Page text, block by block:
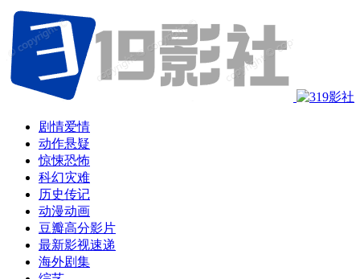
剧情爱情
动作悬疑
惊悚恐怖
科幻灾难
历史传记
动漫动画
豆瓣高分影片
最新影视速递
海外剧集